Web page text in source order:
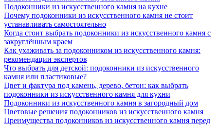
Подоконники из искусственного камня на кухне
Почему подоконники из искусственного камня не стоит
устанавливать самостоятельно
Когда стоит выбрать подоконники из искусственного камня с
закруглённым краем
Как ухаживать за подоконником из искусственного камня:
рекомендации экспертов
Что выбрать для детской: подоконники из искусственного
камня или пластиковые?
Цвет и фактура под камень, дерево, бетон: как выбрать
подоконники из искусственного камня для кухни
Подоконники из искусственного камня в загородный дом
Цветовые решения подоконников из искусственного камня
Преимущества подоконников из искусственного камня перед